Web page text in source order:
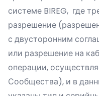
системе BIREG, где
разрешение
с двусторонним
или разрешение на
операции,
Сообщества), и в